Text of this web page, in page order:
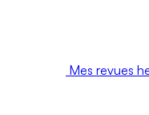
Mes revues